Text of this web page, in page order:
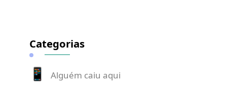
Categorias
Alguém caiu aqui